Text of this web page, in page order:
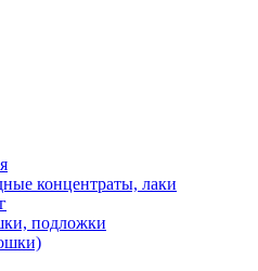
концентраты, лаки
подложки